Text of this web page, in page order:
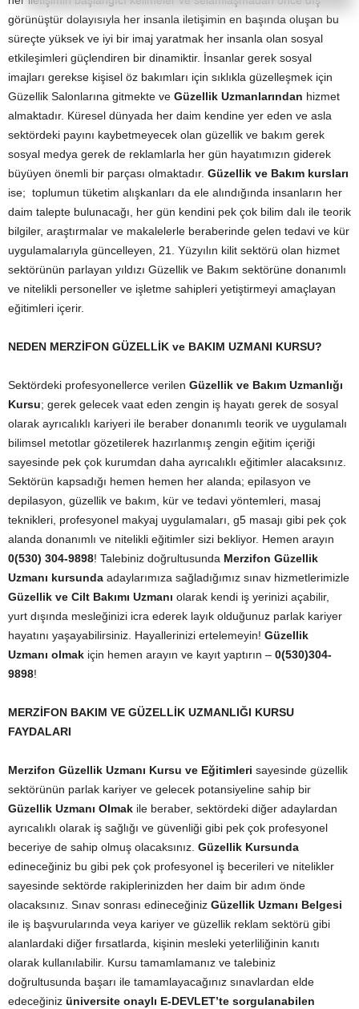
görünüştür dolayısıyla her insanla iletişimin en başında oluşan bu
süreçte yüksek ve iyi bir imaj yaratmak her insanla olan sosyal
etkileşimleri güçlendiren bir dinamiktir. İnsanlar gerek sosyal
imajları gerekse kişisel öz bakımları için sıklıkla güzelleşmek için
Güzellik Salonlarına gitmekte ve Güzellik Uzmanlarından hizmet
almaktadır. Küresel dünyada her daim kendine yer eden ve asla
sektördeki payını kaybetmeyecek olan güzellik ve bakım gerek
sosyal medya gerek de reklamlarla her gün hayatımızın giderek
büyüyen önemli bir parçası olmaktadır. Güzellik ve Bakım kursları
ise; toplumun tüketim alışkanları da ele alındığında insanların her
daim talepte bulunacağı, her gün kendini pek çok bilim dalı ile teorik
bilgiler, araştırmalar ve makalelerle beraberinde gelen tedavi ve kür
uygulamalarıyla güncelleyen, 21. Yüzyılın kilit sektörü olan hizmet
sektörünün parlayan yıldızı Güzellik ve Bakım sektörüne donanımlı
ve nitelikli personeller ve işletme sahipleri yetiştirmeyi amaçlayan
eğitimleri içerir.
NEDEN MERZİFON GÜZELLİK ve BAKIM UZMANI KURSU?
Sektördeki profesyonellerce verilen Güzellik ve Bakım Uzmanlığı
Kursu; gerek gelecek vaat eden zengin iş hayatı gerek de sosyal
olarak ayrıcalıklı kariyeri ile beraber donanımlı teorik ve uygulamalı
bilimsel metotlar gözetilerek hazırlanmış zengin eğitim içeriği
sayesinde pek çok kurumdan daha ayrıcalıklı eğitimler alacaksınız.
Sektörün kapsadığı hemen hemen her alanda; epilasyon ve
depilasyon, güzellik ve bakım, kür ve tedavi yöntemleri, masaj
teknikleri, profesyonel makyaj uygulamaları, g5 masajı gibi pek çok
alanda donanımlı ve nitelikli eğitimler sizi bekliyor. Hemen arayın
0(530) 304-9898! Talebiniz doğrultusunda Merzifon Güzellik
Uzmanı kursunda adaylarımıza sağladığımız sınav hizmetlerimizle
Güzellik ve Cilt Bakımı Uzmanı olarak kendi iş yerinizi açabilir,
yurt dışında mesleğinizi icra ederek layık olduğunuz parlak kariyer
hayatını yaşayabilirsiniz. Hayallerinizi ertelemeyin! Güzellik
Uzmanı olmak için hemen arayın ve kayıt yaptırın – 0(530)304-
9898!
MERZİFON BAKIM VE GÜZELLİK UZMANLIĞI KURSU
FAYDALARI
Merzifon Güzellik Uzmanı Kursu ve Eğitimleri sayesinde güzellik
sektörünün parlak kariyer ve gelecek potansiyeline sahip bir
Güzellik Uzmanı Olmak ile beraber, sektördeki diğer adaylardan
ayrıcalıklı olarak iş sağlığı ve güvenliği gibi pek çok profesyonel
beceriye de sahip olmuş olacaksınız. Güzellik Kursunda
edineceğiniz bu gibi pek çok profesyonel iş becerileri ve nitelikler
sayesinde sektörde rakiplerinizden her daim bir adım önde
olacaksınız. Sınav sonrası edineceğiniz Güzellik Uzmanı Belgesi
ile iş başvurularında veya kariyer ve güzellik reklam sektörü gibi
alanlardaki diğer fırsatlarda, kişinin mesleki yeterliliğinin kanıtı
olarak kullanılabilir. Kursu tamamlamanız ve talebiniz
doğrultusunda başarı ile tamamlayacağınız sınavlardan elde
edeceğiniz üniversite onaylı E-DEVLET’te sorgulanabilen